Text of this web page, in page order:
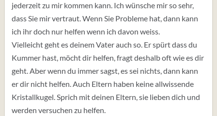
jederzeit zu mir kommen kann. Ich wünsche mir so sehr,
dass Sie mir vertraut. Wenn Sie Probleme hat, dann kann
ich ihr doch nur helfen wenn ich davon weiss.
Vielleicht geht es deinem Vater auch so. Er spürt dass du
Kummer hast, möcht dir helfen, fragt deshalb oft wie es dir
geht. Aber wenn du immer sagst, es sei nichts, dann kann
er dir nicht helfen. Auch Eltern haben keine allwissende
Kristallkugel. Sprich mit deinen Eltern, sie lieben dich und
werden versuchen zu helfen.